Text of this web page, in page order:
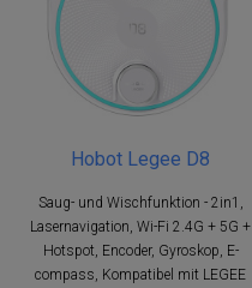
Hobot Legee D8
Saug- und Wischfunktion - 2in1,
Lasernavigation, Wi-Fi 2.4G + 5G +
Hotspot, Encoder, Gyroskop, E-
compass, Kompatibel mit LEGEE